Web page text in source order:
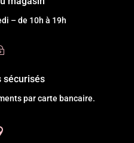
– de 10h à 19h
sécurisés
par carte bancaire.